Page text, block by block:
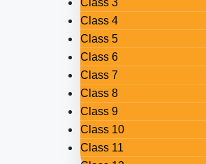
Class 3
Class 4
Class 5
Class 6
Class 7
Class 8
Class 9
Class 10
Class 11